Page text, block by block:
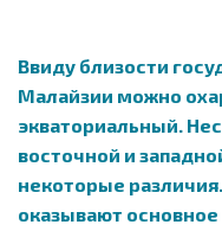
Ввиду близости
Малайзии можно
экваториальный.
восточной и
некоторые
оказывают